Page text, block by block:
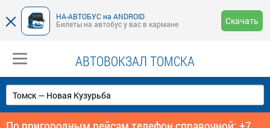
НА-АВТОБУС на ANDROID
Билеты на автобус у вас в кармане
Скачать
АВТОВОКЗАЛ ТОМСКА